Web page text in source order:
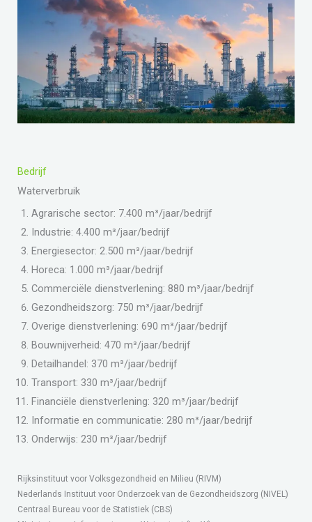
Bedrijf
Waterverbruik
Agrarische sector: 7.400 m³/jaar/bedrijf
Industrie: 4.400 m³/jaar/bedrijf
Energiesector: 2.500 m³/jaar/bedrijf
Horeca: 1.000 m³/jaar/bedrijf
Commerciële dienstverlening: 880 m³/jaar/bedrijf
Gezondheidszorg: 750 m³/jaar/bedrijf
Overige dienstverlening: 690 m³/jaar/bedrijf
Bouwnijverheid: 470 m³/jaar/bedrijf
Detailhandel: 370 m³/jaar/bedrijf
Transport: 330 m³/jaar/bedrijf
Financiële dienstverlening: 320 m³/jaar/bedrijf
Informatie en communicatie: 280 m³/jaar/bedrijf
Onderwijs: 230 m³/jaar/bedrijf
Rijksinstituut voor Volksgezondheid en Milieu (RIVM)
Nederlands Instituut voor Onderzoek van de Gezondheidszorg (NIVEL)
Centraal Bureau voor de Statistiek (CBS)